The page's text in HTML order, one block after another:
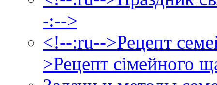
-:-->
<!--:ru-->Рецепт
>Рецепт сімейного